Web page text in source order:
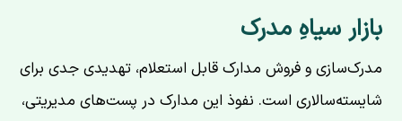
بازار سیاهِ مدرک
مدرک‌سازی و فروش مدارک قابل استعلام، تهدیدی جدی برای
شایسته‌سالاری است. نفوذ این مدارک در پست‌های مدیریتی،